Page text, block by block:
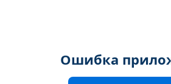
Ошибка